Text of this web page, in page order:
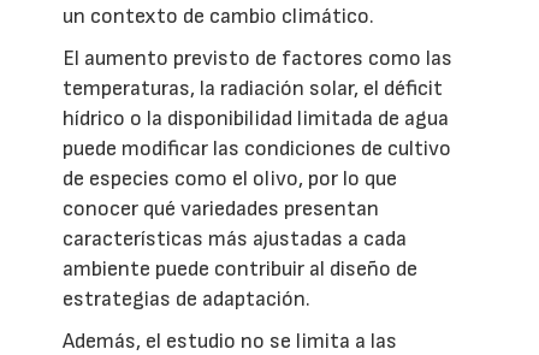
un contexto de cambio climático.
El aumento previsto de factores como las
temperaturas, la radiación solar, el déficit
hídrico o la disponibilidad limitada de agua
puede modificar las condiciones de cultivo
de especies como el olivo, por lo que
conocer qué variedades presentan
características más ajustadas a cada
ambiente puede contribuir al diseño de
estrategias de adaptación.
Además, el estudio no se limita a las